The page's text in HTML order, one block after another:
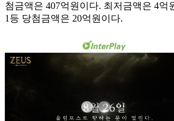
첨금액은 407억원이다. 최저금액은 4억
1등 당첨금액은 20억원이다.